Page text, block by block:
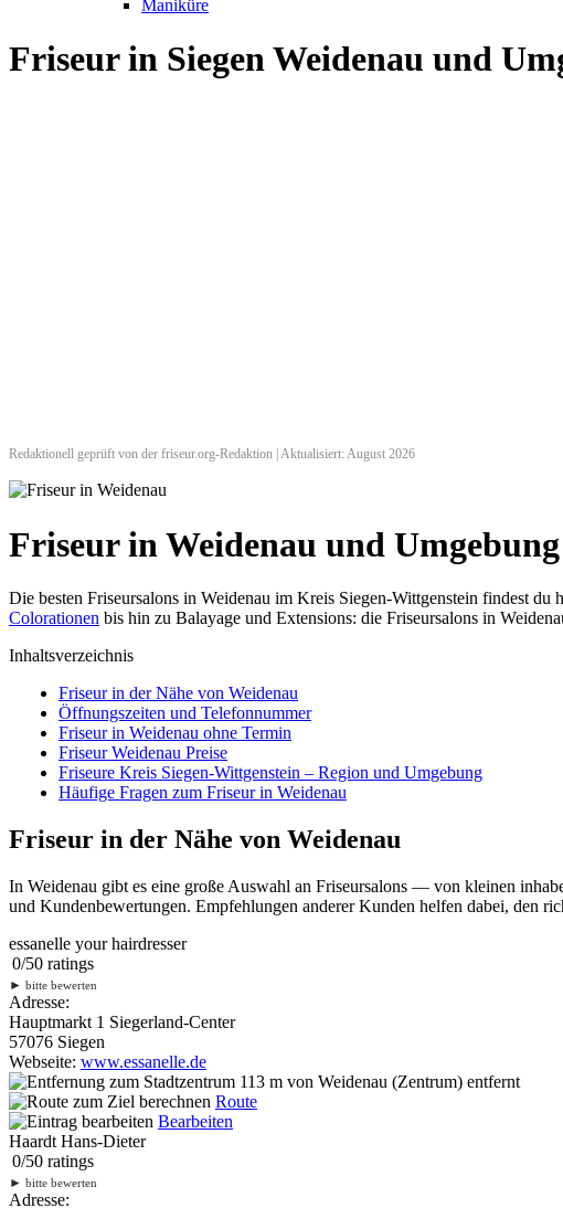
Maniküre
Friseur in Siegen Weidenau und
Redaktionell geprüft von der friseur.org-Redaktion | Aktualisiert: August 2026
Friseur in Weidenau und Umgebung
Die besten Friseursalons in Weidenau im Kreis Siegen-Wittgenstein findest
Colorationen bis hin zu Balayage und Extensions: die Friseursalons in
Inhaltsverzeichnis
Friseur in der Nähe von Weidenau
Öffnungszeiten und Telefonnummer
Friseur in Weidenau ohne Termin
Friseur Weidenau Preise
Friseure Kreis Siegen-Wittgenstein – Region und Umgebung
Häufige Fragen zum Friseur in Weidenau
Friseur in der Nähe von Weidenau
In Weidenau gibt es eine große Auswahl an Friseursalons — von kleinen
und Kundenbewertungen. Empfehlungen anderer Kunden helfen dabei, den
essanelle your hairdresser
0/50 ratings
► bitte bewerten
Adresse:
Hauptmarkt 1 Siegerland-Center
57076 Siegen
Webseite: www.essanelle.de
113 m von Weidenau (Zentrum) entfernt
Route
Bearbeiten
Haardt Hans-Dieter
0/50 ratings
► bitte bewerten
Adresse: